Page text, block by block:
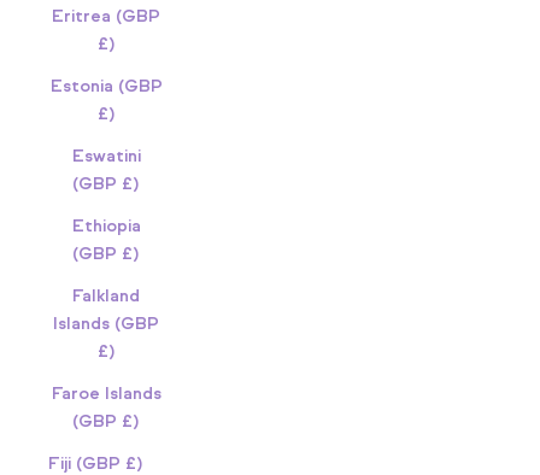
Eritrea (GBP
£)
Estonia (GBP
£)
Eswatini
(GBP £)
Ethiopia
(GBP £)
Falkland
Islands (GBP
£)
Faroe Islands
(GBP £)
Fiji (GBP £)